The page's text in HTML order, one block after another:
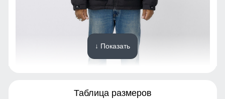
↓ Показать
Таблица размеров